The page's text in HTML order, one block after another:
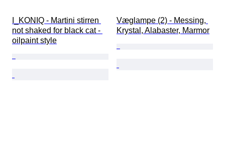
I_KONIQ - Martini stirren
not shaked for black cat -
oilpaint style
Væglampe (2) - Messing,
Krystal, Alabaster, Marmor